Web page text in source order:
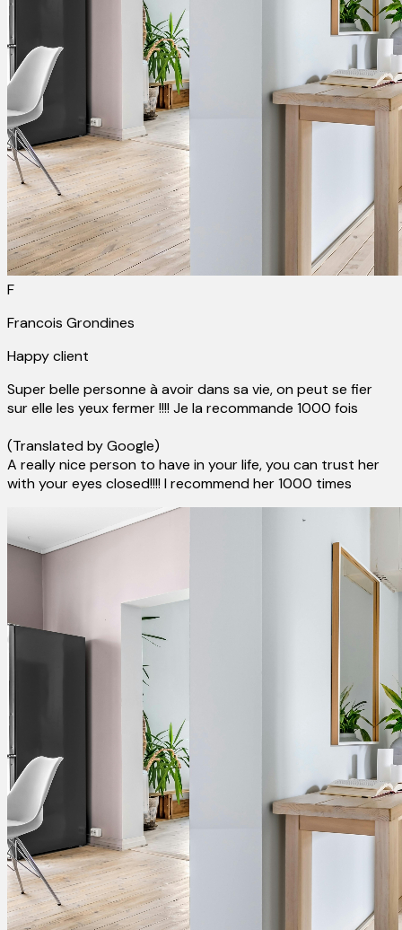
F
Francois Grondines
Happy client
Super belle personne à avoir dans sa vie, on peut se fier
sur elle les yeux fermer !!!! Je la recommande 1000 fois
(Translated by Google)
A really nice person to have in your life, you can trust her
with your eyes closed!!!! I recommend her 1000 times